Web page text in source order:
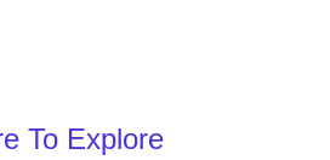
To Explore